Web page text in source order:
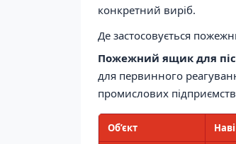
конкретний виріб.
Де застосовується
Пожежний ящик для
для первинного
промислових
Об’єкт